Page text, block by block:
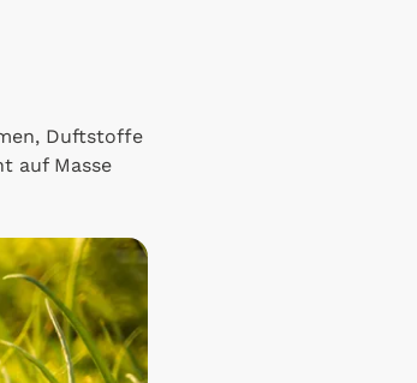
Duftstoffe
auf Masse